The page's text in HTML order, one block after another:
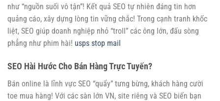
như “nguồn suối vô tận”! Kết quả SEO tự nhiên đáng tin hơn
quảng cáo, xây dựng lòng tin vững chắc! Trong cạnh tranh khốc
liệt, SEO giúp doanh nghiệp nhỏ “troll” các ông lớn, đấu sòng
phẳng như phim hài! usps stop mail
SEO Hài Hước Cho Bán Hàng Trực Tuyến?
Bán online là lĩnh vực SEO “quẩy” tưng bừng, khách hàng cười
toe mua hàng! Với các sàn lớn VN, site riêng và SEO biến bạn